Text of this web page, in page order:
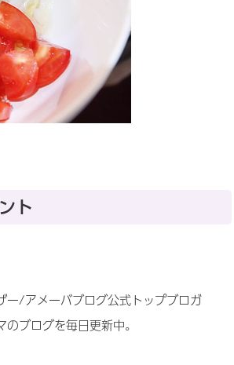
ト
ー/アメーバブログ公式トップブロガ
ブログを毎日更新中。